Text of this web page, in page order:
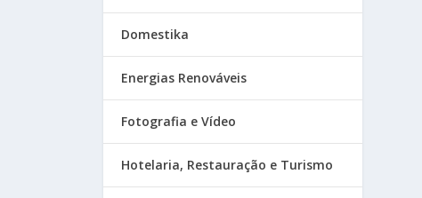
Domestika
Energias Renováveis
Fotografia e Vídeo
Hotelaria, Restauração e Turismo